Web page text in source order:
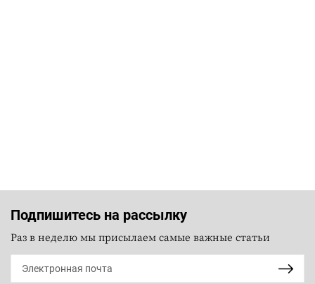
Подпишитесь на рассылку
Раз в неделю мы присылаем самые важные статьи